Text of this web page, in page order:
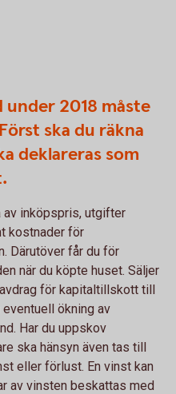
under 2018 måste
ska du räkna
deklareras som
av inköpspris, utgifter
kostnader för
Därutöver får du för
när du köpte huset. Säljer
för kapitaltillskott till
ökning av
Har du uppskov
ska hänsyn även tas till
eller förlust. En vinst kan
av vinsten beskattas med